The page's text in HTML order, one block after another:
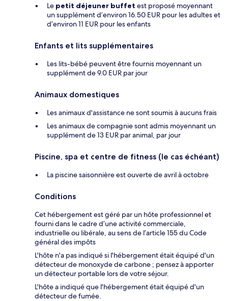
Le petit déjeuner buffet est proposé moyennant
un supplément d’environ 16.50 EUR pour les adultes et
d’environ 11 EUR pour les enfants
Enfants et lits supplémentaires
Les lits-bébé peuvent être fournis moyennant un
supplément de 9.0 EUR par jour
Animaux domestiques
Les animaux d'assistance ne sont soumis à aucuns frais
Les animaux de compagnie sont admis moyennant un
supplément de 13 EUR par animal, par jour
Piscine, spa et centre de fitness (le cas échéant)
La piscine saisonnière est ouverte de avril à octobre
Conditions
Cet hébergement est géré par un hôte professionnel et
fourni dans le cadre d’une activité commerciale,
industrielle ou libérale, au sens de l’article 155 du Code
général des impôts
L'hôte n'a pas indiqué si l'hébergement était équipé d'un
détecteur de monoxyde de carbone ; pensez à apporter
un détecteur portable lors de votre séjour.
L'hôte a indiqué que l'hébergement était équipé d'un
détecteur de fumée.